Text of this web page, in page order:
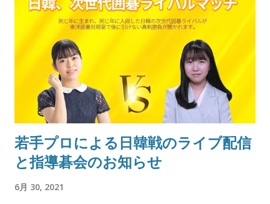
若手プロによる日韓戦のライブ配信
と指導碁会のお知らせ
6月 30, 2021